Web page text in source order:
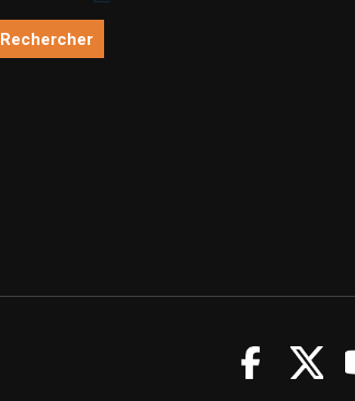
Rechercher